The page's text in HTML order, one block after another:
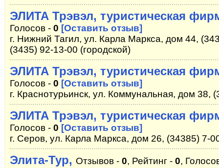
ЭЛИТА Трэвэл, туристическая
Голосов - 0 [Оставить отзыв]
г. Нижний Тагил, ул. Карла Маркса, дом 44,
(3435) 92-13-00 (городской)
ЭЛИТА Трэвэл, туристическая
Голосов - 0 [Оставить отзыв]
г. Краснотурьинск, ул. Коммунальная, дом 38,
ЭЛИТА Трэвэл, туристическая
Голосов - 0 [Оставить отзыв]
г. Серов, ул. Карла Маркса, дом 26, (34385) 7-
Элита-Тур, Отзывов - 0, Рейтинг - 0,